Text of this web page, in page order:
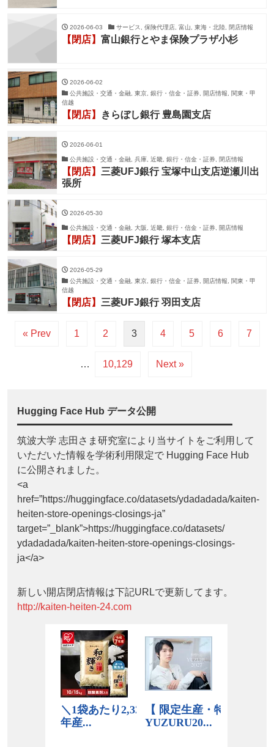
2026-06-03 サービス, 保険代理店, 富山, 東海・北陸, 閉店情報
【閉店】 富山銀行とやま保険プラザ小杉
2026-06-02
公共施設・交通・金融, 東京, 銀行・信金・証券, 開店情報, 関東・甲
信越
【閉店】 きらぼし銀行 豊島園支店
2026-06-01
公共施設・交通・金融, 兵庫, 近畿, 銀行・信金・証券, 閉店情報
【閉店】 三菱UFJ銀行 宝塚中山支店逆瀬川出
張所
2026-05-30
公共施設・交通・金融, 大阪, 近畿, 銀行・信金・証券, 開店情報
【閉店】 三菱UFJ銀行 塚本支店
2026-05-29
公共施設・交通・金融, 東京, 銀行・信金・証券, 開店情報, 関東・甲
信越
【閉店】 三菱UFJ銀行 羽田支店
« Prev 1 2 3 4 5 6 7
… 10,129 Next »
Hugging Face Hub データ公開
筑波大学 志田さま研究室により当サイトをご利用して
いただいた情報を学術利用限定で Hugging Face Hub
に公開されました。
<a
href=”https://huggingface.co/datasets/ydadadada/kaiten-
heiten-store-openings-closings-ja”
target=”_blank”>https://huggingface.co/datasets/
ydadadada/kaiten-heiten-store-openings-closings-
ja</a>
新しい開店閉店情報は下記URLで更新してます。
http://kaiten-heiten-24.com